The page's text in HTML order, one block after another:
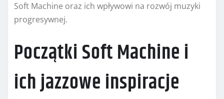
Soft Machine oraz ich wpływowi na rozwój muzyki
progresywnej.
Początki Soft Machine i
ich jazzowe inspiracje